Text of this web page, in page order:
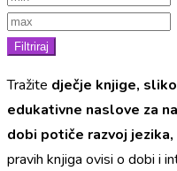
Filtriraj
Tražite dječje knjige,
edukativne naslove za
dobi potiče razvoj
pravih knjiga ovisi o dobi i